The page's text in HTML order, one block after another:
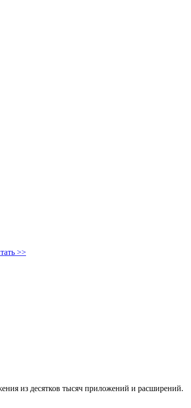
>>
из десятков тысяч приложений и расширений.